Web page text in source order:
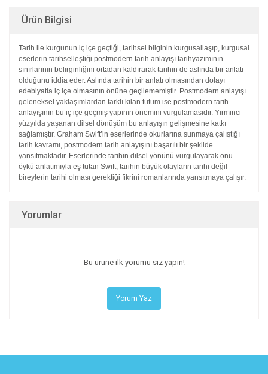
Ürün Bilgisi
Tarih ile kurgunun iç içe geçtiği, tarihsel bilginin kurgusallaşıp, kurgusal
eserlerin tarihselleştiği postmodern tarih anlayışı tarihyazımının
sınırlarının belirginliğini ortadan kaldırarak tarihin de aslında bir anlatı
olduğunu iddia eder. Aslında tarihin bir anlatı olmasından dolayı
edebiyatla iç içe olmasının önüne geçilememiştir. Postmodern anlayışı
geleneksel yaklaşımlardan farklı kılan tutum ise postmodern tarih
anlayışının bu iç içe geçmiş yapının önemini vurgulamasıdır. Yirminci
yüzyılda yaşanan dilsel dönüşüm bu anlayışın gelişmesine katkı
sağlamıştır. Graham Swift’in eserlerinde okurlarına sunmaya çalıştığı
tarih kavramı, postmodern tarih anlayışını başarılı bir şekilde
yansıtmaktadır. Eserlerinde tarihin dilsel yönünü vurgulayarak onu
öykü anlatımıyla eş tutan Swift, tarihin büyük olayların tarihi değil
bireylerin tarihi olması gerektiği fikrini romanlarında yansıtmaya çalışır.
Yorumlar
Bu ürüne ilk yorumu siz yapın!
Yorum Yaz